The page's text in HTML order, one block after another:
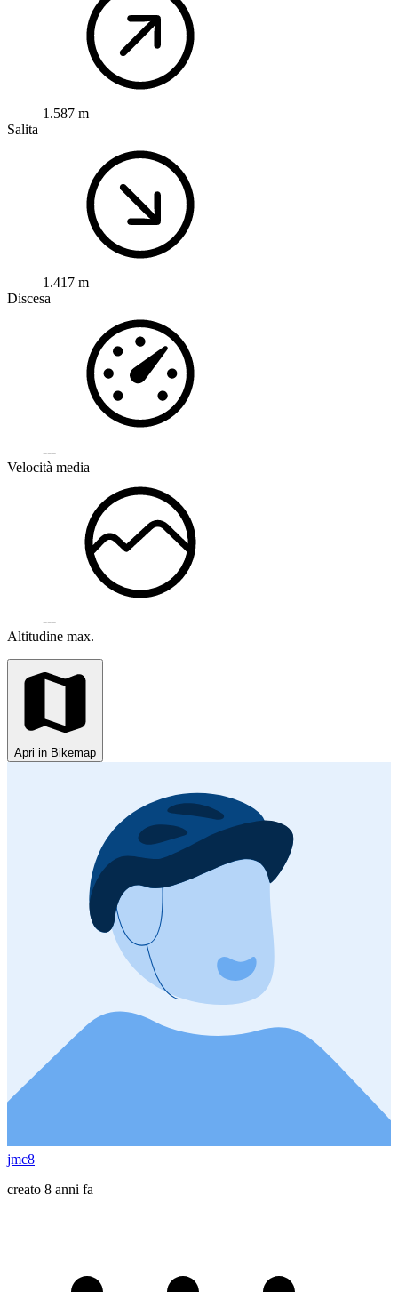
1.587 m
Salita
1.417 m
Discesa
---
Velocità media
---
Altitudine max.
Apri in Bikemap
jmc8
creato 8 anni fa